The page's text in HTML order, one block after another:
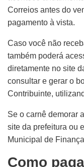
Correios antes do
pagamento à vista.
Caso você não
também poderá
diretamente no site
consultar e gerar o
Contribuinte,
Se o carnê demorar
site da prefeitura ou
Municipal de
Como